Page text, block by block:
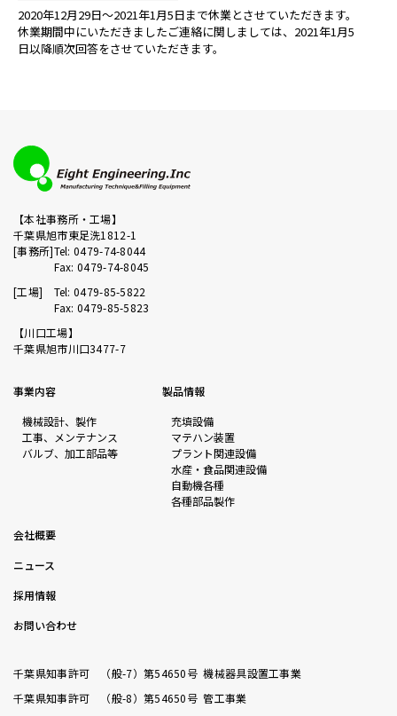
2020年12月29日～2021年1月5日まで休業とさせていただきます。
休業期間中にいただきましたご連絡に関しましては、2021年1月5
日以降順次回答をさせていただきます。
【本社事務所・工場】
千葉県旭市東足洗1812-1
[事務所]Tel: 0479-74-8044
Fax: 0479-74-8045
[工場] Tel: 0479-85-5822
Fax: 0479-85-5823
【川口工場】
千葉県旭市川口3477-7
事業内容
機械設計、製作
工事、メンテナンス
バルブ、加工部品等
製品情報
充填設備
マテハン装置
プラント関連設備
水産・食品関連設備
自動機各種
各種部品製作
会社概要
ニュース
採用情報
お問い合わせ
千葉県知事許可 （般-7）第54650号 機械器具設置工事業
千葉県知事許可 （般-8）第54650号 管工事業